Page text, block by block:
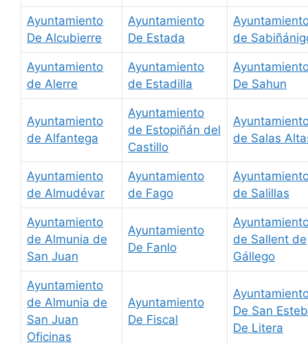
Ayuntamiento
De Alcubierre
Ayuntamiento
De Estada
de
Ayuntamiento
de Alerre
Ayuntamiento
de Estadilla
De Sahun
Ayuntamiento
de Alfantega
Ayuntamiento
de Estopiñán del
Castillo
de Salas
Ayuntamiento
de Almudévar
Ayuntamiento
de Fago
de Salillas
Ayuntamiento
de Almunia de
San Juan
Ayuntamiento
De Fanlo
de Sallent de
Gállego
Ayuntamiento
de Almunia de
San Juan
Oficinas
Ayuntamiento
De Fiscal
De San
De Litera